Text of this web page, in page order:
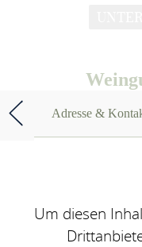
Adresse &
Um diesen